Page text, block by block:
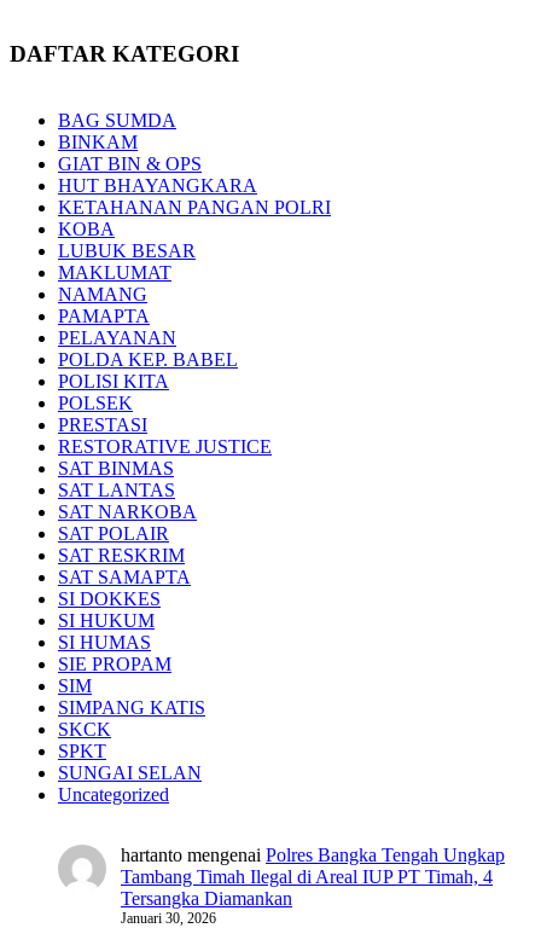
DAFTAR KATEGORI
BAG SUMDA
BINKAM
GIAT BIN & OPS
HUT BHAYANGKARA
KETAHANAN PANGAN POLRI
KOBA
LUBUK BESAR
MAKLUMAT
NAMANG
PAMAPTA
PELAYANAN
POLDA KEP. BABEL
POLISI KITA
POLSEK
PRESTASI
RESTORATIVE JUSTICE
SAT BINMAS
SAT LANTAS
SAT NARKOBA
SAT POLAIR
SAT RESKRIM
SAT SAMAPTA
SI DOKKES
SI HUKUM
SI HUMAS
SIE PROPAM
SIM
SIMPANG KATIS
SKCK
SPKT
SUNGAI SELAN
Uncategorized
hartanto mengenai Polres Bangka Tengah Ungkap
Tambang Timah Ilegal di Areal IUP PT Timah, 4
Tersangka Diamankan
Januari 30, 2026